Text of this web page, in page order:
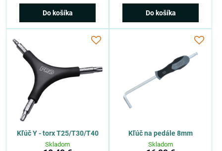
Do košíka Do košíka
Kľúč Y - torx T25/T30/T40
Skladom
Kľúč na pedále 8mm
Skladom